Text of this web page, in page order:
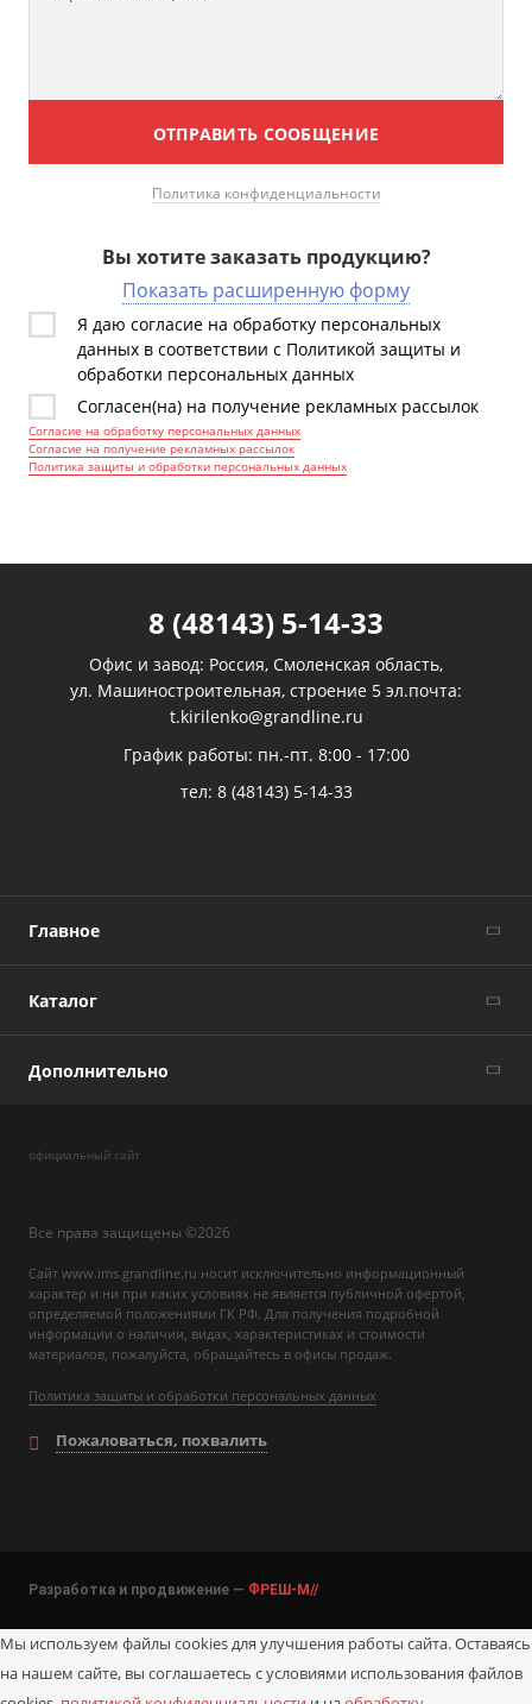
ОТПРАВИТЬ СООБЩЕНИЕ
Вы хотите заказать продукцию?
Показать расширенную форму
Политика конфиденциальности
Я даю согласие на обработку персональных
данных в соответствии с Политикой защиты и
обработки персональных данных
Согласен(на) на получение рекламных рассылок
Согласие на обработку персональных данных
Согласие на получение рекламных рассылок
Политика защиты и обработки персональных данных
Главное
Каталог
Дополнительно
8 (48143) 5-14-33
Офис и завод: Россия, Смоленская область,
ул. Машиностроительная, строение 5 эл.почта:
t.kirilenko@grandline.ru
График работы: пн.-пт. 8:00 - 17:00
тел: 8 (48143) 5-14-33
официальный сайт
Все права защищены ©2026
Сайт www.ims.grandline.ru носит исключительно информационный
характер и ни при каких условиях не является публичной офертой,
определяемой положениями ГК РФ. Для получения подробной
информации о наличии, видах, характеристиках и стоимости
материалов, пожалуйста, обращайтесь в офисы продаж.
Политика защиты и обработки персональных данных
Пожаловаться, похвалить
Разработка и продвижение — ФРЕШ-М//
Мы используем файлы cookies для улучшения работы сайта. Оставаясь
на нашем сайте, вы соглашаетесь с условиями использования файлов